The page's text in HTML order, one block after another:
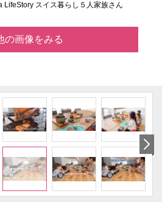
LifeStory スイス暮らし５人家族さん
の画像をみる